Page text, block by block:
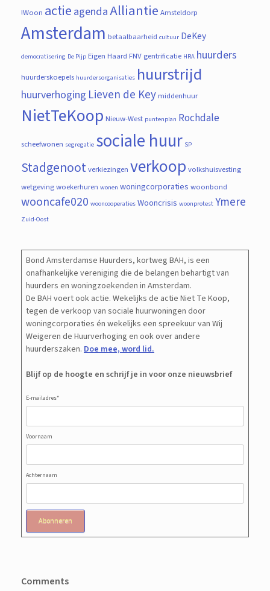
!Woon actieagendaAlliantie Amsteldorp
Amsterdam betaalbaarheid cultuur DeKey
democratisering De Pijp Eigen Haard FNV gentrificatie HRA huurders
huurderskoepels huurdersorganisaties huurstrijd
huurverhoging Lieven de Key middenhuur
NietTeKoop Nieuw-West puntenplan Rochdale
scheefwonen segregatie sociale huur SP
Stadgenootverkiezingen verkoop volkshuisvesting
wetgevingwoekerhuren wonen woningcorporaties woonbond
wooncafe020 wooncooperaties Wooncrisis woonprotest Ymere
Zuid-Oost
Bond Amsterdamse Huurders, kortweg BAH, is een
onafhankelijke vereniging die de belangen behartigt van
huurders en woningzoekenden in Amsterdam.
De BAH voert ook actie. Wekelijks de actie Niet Te Koop,
tegen de verkoop van sociale huurwoningen door
woningcorporaties én wekelijks een spreekuur van Wij
Weigeren de Huurverhoging en ook over andere
huurderszaken. Doe mee, word lid.
Blijf op de hoogte en schrijf je in voor onze nieuwsbrief
E-mailadres*
Voornaam
Achternaam
Abonneren
Comments